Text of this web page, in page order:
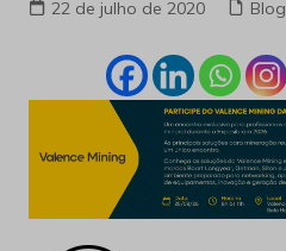
22 de julho de 2020 Blog